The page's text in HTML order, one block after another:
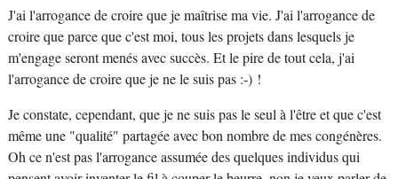
J'ai l'arrogance de croire que je maîtrise ma vie. J'ai l'arrogance de
croire que parce que c'est moi, tous les projets dans lesquels je
m'engage seront menés avec succès. Et le pire de tout cela, j'ai
l'arrogance de croire que je ne le suis pas :-) !
Je constate, cependant, que je ne suis pas le seul à l'être et que c'est
même une "qualité" partagée avec bon nombre de mes congénères.
Oh ce n'est pas l'arrogance assumée des quelques individus qui